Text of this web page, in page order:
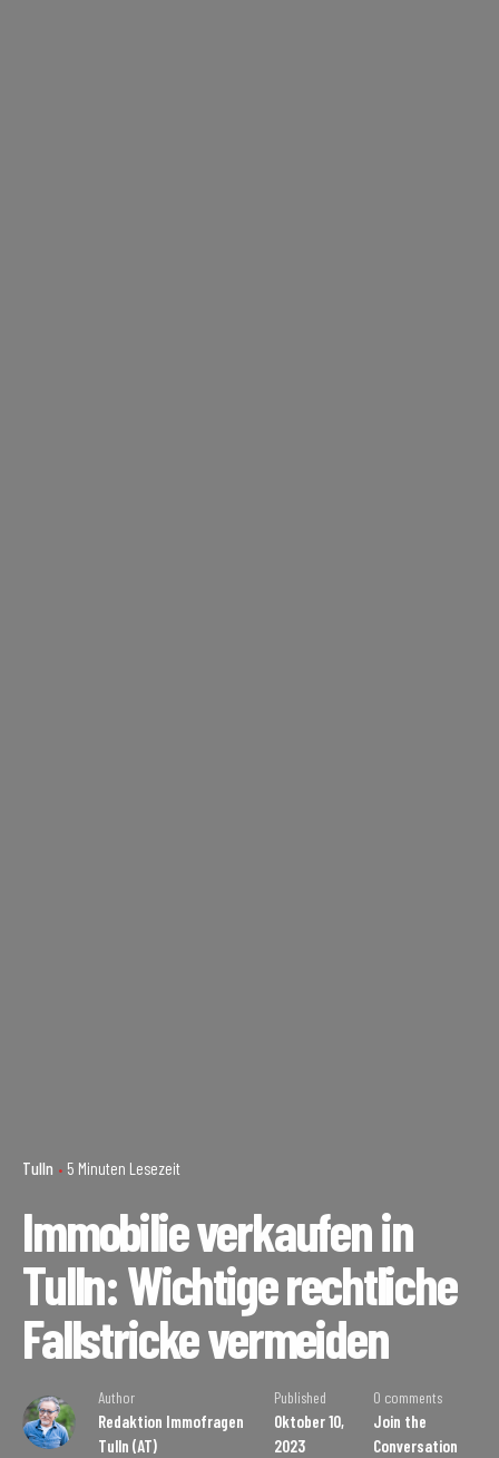
Tulln 5 Minuten Lesezeit
Immobilie verkaufen in
Tulln: Wichtige rechtliche
Fallstricke vermeiden
Author
Redaktion Immofragen
Tulln (AT)
Published
Oktober 10,
2023
0 comments
Join the
Conversation